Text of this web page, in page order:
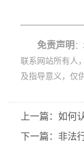
免责声明
联系网站所有人
及指导意义，仅
上一篇：如何
下一篇：非法